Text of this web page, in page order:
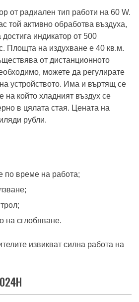
от радиален тип работи на 60 W.
той активно обработва въздуха,
достига индикатор от 500
Площта на издухване е 40 кв.м.
от дистанционното
можете да регулирате
устройството. Има и въртящ се
на който хладният въздух се
в цялата стая. Цената на
рубли.
по време на работа;
на сглобяване.
извикват силна работа на